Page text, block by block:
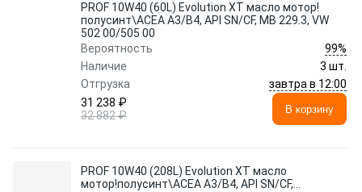
PROF 10W40 (60L) Evolution XT масло мотор!
полусинт\ACEA A3/B4, API SN/CF, MB 229.3, VW
502 00/505 00
Вероятность
99%
Наличие
3 шт.
Отгрузка
завтра в 12:00
31 238 ₽
32 882 ₽
В корзину
PROF 10W40 (208L) Evolution XT масло
мотор!полусинт\ACEA A3/B4, API SN/CF,